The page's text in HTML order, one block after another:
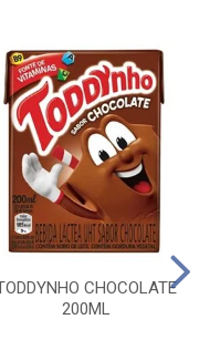
CHOCOLATE
200ML